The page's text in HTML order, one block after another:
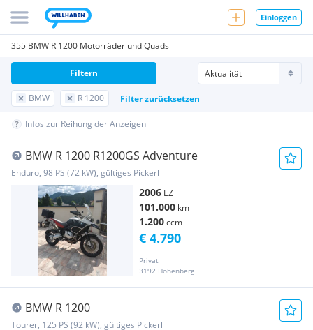
Einloggen
355 BMW R 1200 Motorräder und Quads
BMW R 1200 Filter zurücksetzen
Filtern
Infos zur Reihung der Anzeigen
BMW R 1200 R1200GS Adventure
Enduro, 98 PS (72 kW), gültiges Pickerl
2006 EZ
101.000 km
1.200ccm
Privat
3192 Hohenberg
€ 4.790
BMW R 1200
Tourer, 125 PS (92 kW), gültiges Pickerl